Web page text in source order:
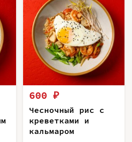
600 ₽
Чесночный рис с
креветками и
кальмаром